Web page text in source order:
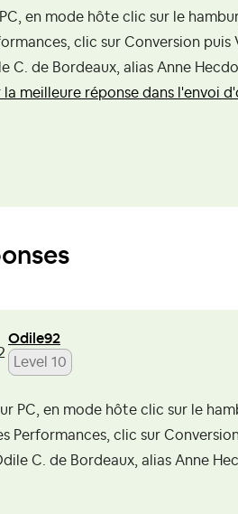
en mode hôte clic sur le
clic sur Conversion puis
C. de Bordeaux, alias Anne
la meilleure réponse dans l'envoi
Odile92
Level 10
PC, en mode hôte clic sur le
Performances, clic sur
C. de Bordeaux, alias Anne